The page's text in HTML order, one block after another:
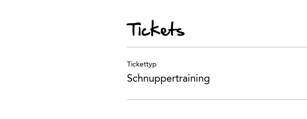
Tickets
Tickettyp
Schnuppertraining